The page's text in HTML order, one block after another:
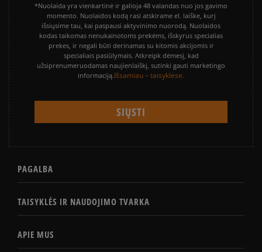
*Nuolaida yra vienkartinė ir galioja 48 valandas nuo jos gavimo
momento. Nuolaidos kodą rasi atskirame el. laiške, kurį
išsiųsime tau, kai paspausi aktyvinimo nuorodą. Nuolaidos
kodas taikomas nenukainotoms prekėms, išskyrus specialias
prekes, ir negali būti derinamas su kitomis akcijomis ir
specialiais pasiūlymais. Atkreipk dėmesį, kad
užsiprenumeruodamas naujienlaiškį, sutinki gauti marketingo
informaciją.Išsamiau – taisyklėse.
PAGALBA
TAISYKLĖS IR NAUDOJIMO TVARKA
APIE MUS